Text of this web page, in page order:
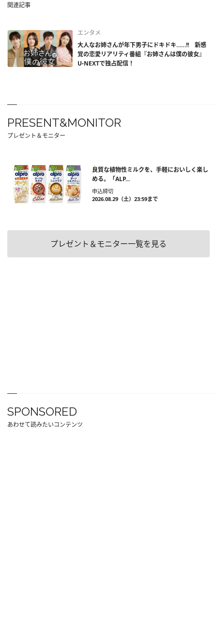
関連記事
エンタメ
大人なお姉さんが年下男子にドキドキ……!! 新感
覚の恋愛リアリティ番組『お姉さんは僕の彼女』
U-NEXTで独占配信！
PRESENT&MONITOR
プレゼント＆モニター
良質な植物性ミルクを、手軽においしく楽し
める。「ALP...
申込締切
2026.08.29（土）23:59まで
プレゼント＆モニター一覧を見る
SPONSORED
あわせて読みたいコンテンツ